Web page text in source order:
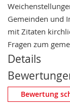
Gemeinden und
mit Zitaten
Fragen zum
Details
Eigene
Bewertung